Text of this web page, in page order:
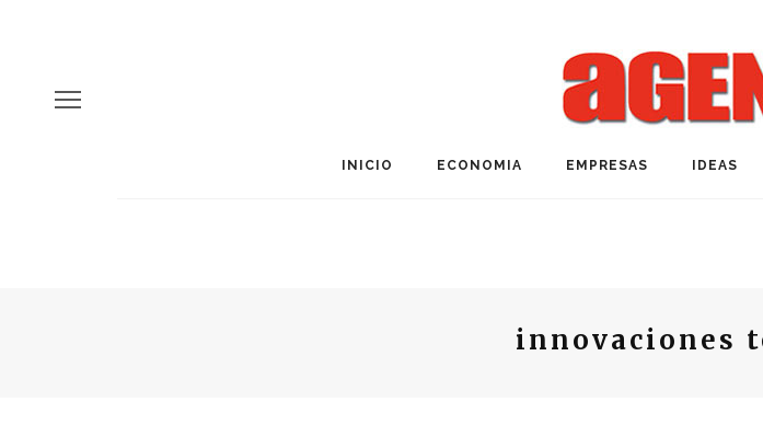
INICIO ECONOMIA EMPRESAS IDEAS
innovaciones